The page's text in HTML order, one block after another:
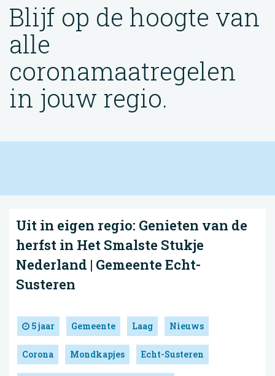
Blijf op de hoogte van
alle
coronamaatregelen
in jouw regio.
Uit in eigen regio: Genieten van de
herfst in Het Smalste Stukje
Nederland | Gemeente Echt-
Susteren
5 jaar Gemeente Laag Nieuws
Corona Mondkapjes Echt-Susteren